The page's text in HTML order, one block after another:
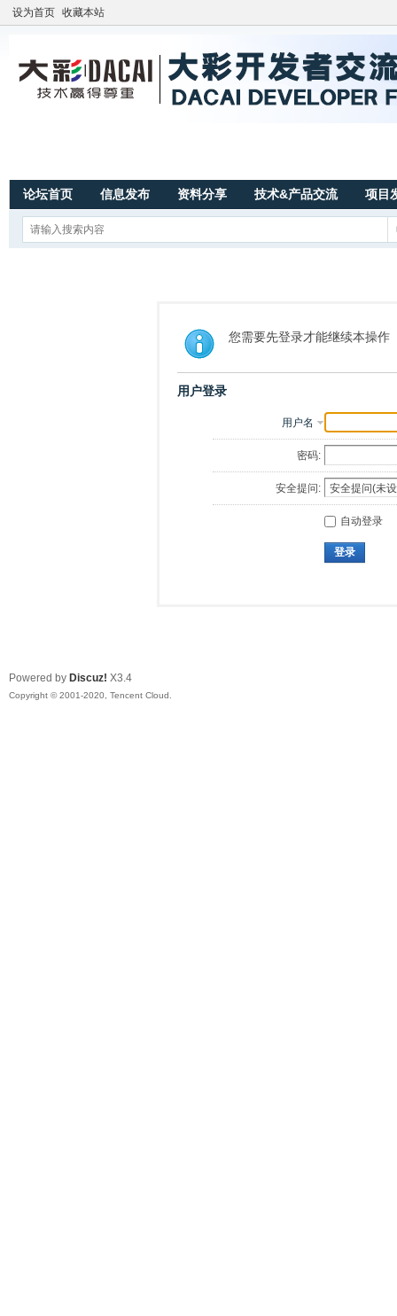
设为首页 收藏本站
论坛首页 信息发布 资料分享 技术&产品交流 项目
您需要先登录才能继续本操作
用户登录
用户名
密码:
安全提问:
自动登录
登录
Powered by Discuz! X3.4
Copyright © 2001-2020, Tencent Cloud.